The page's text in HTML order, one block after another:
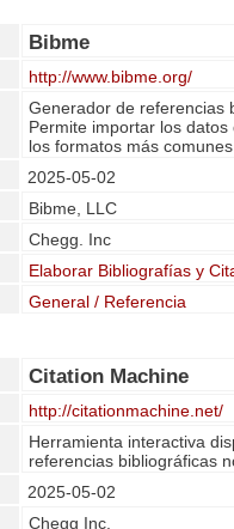
Bibme
http://www.bibme.org/
Generador de referencias
Permite importar los
los formatos más
2025-05-02
Bibme, LLC
Chegg. Inc
Elaborar Bibliografías y
General / Referencia
Citation Machine
http://citationmachine.net/
Herramienta interactiva
referencias bibliográficas
2025-05-02
Chegg Inc.